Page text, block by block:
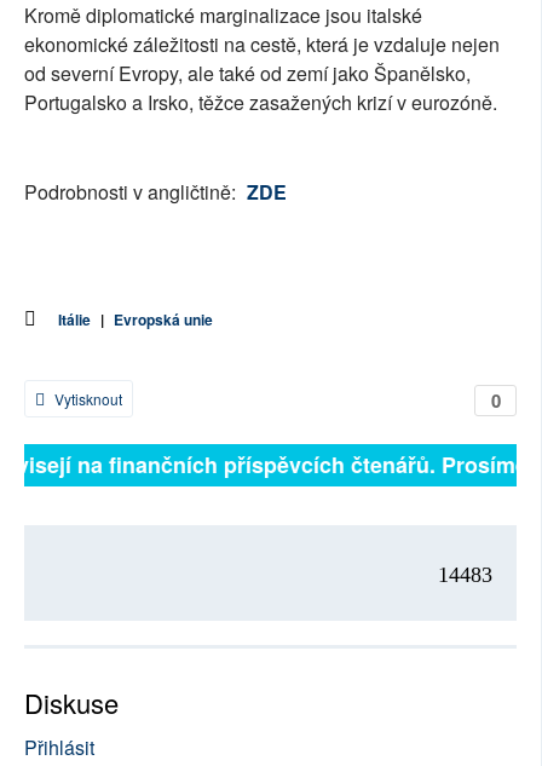
Kromě diplomatické marginalizace jsou italské
ekonomické záležitosti na cestě, která je vzdaluje nejen
od severní Evropy, ale také od zemí jako Španělsko,
Portugalsko a Irsko, těžce zasažených krizí v eurozóně.
Podrobnosti v angličtině: ZDE
Itálie | Evropská unie
0
Vytisknout
na finančních příspěvcích čtenářů. Prosíme,
14483
Diskuse
Přihlásit